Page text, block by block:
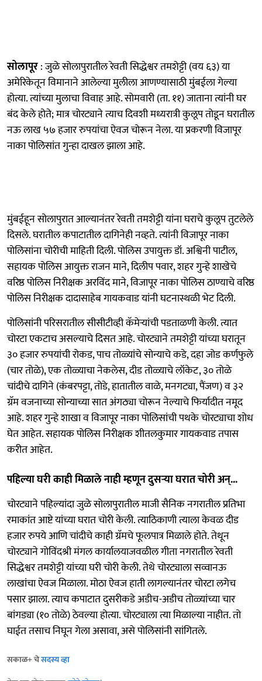
सोलापूर: जुळे सोलापुरातील रेवती सिद्धेश्वर तमशेट्टी (वय ६३) या
अमेरिकेतून विमानाने आलेल्या मुलीला आणण्यासाठी मुंबईला गेल्या
होत्या. त्यांच्या मुलाचा विवाह आहे. सोमवारी (ता. ११) जाताना त्यांनी घर
बंद केले होते; मात्र चोरट्याने त्याच दिवशी मध्यरात्री कुलूप तोडून घरातील
नऊ लाख ५७ हजार रुपयांचा ऐवज चोरून नेला. या प्रकरणी विजापूर
नाका पोलिसांत गुन्हा दाखल झाला आहे.
मुंबईहून सोलापुरात आल्यानंतर रेवती तमशेट्टी यांना घराचे कुलूप तुटलेले
दिसले. घरातील कपाटातील दागिनेही नव्हते. त्यांनी विजापूर नाका
पोलिसांना चोरीची माहिती दिली. पोलिस उपायुक्त डॉ. अश्विनी पाटील,
सहायक पोलिस आयुक्त राजन माने, दिलीप पवार, शहर गुन्हे शाखेचे
वरिष्ठ पोलिस निरीक्षक अरविंद माने, विजापूर नाका पोलिस ठाण्याचे वरिष्ठ
पोलिस निरीक्षक दादासाहेब गायकवाड यांनी घटनास्थळी भेट दिली.
पोलिसांनी परिसरातील सीसीटीव्ही कॅमेऱ्यांची पडताळणी केली. त्यात
चोरटा एकटाच असल्याचे दिसत आहे. चोरट्याने तमशेट्टी यांच्या घरातून
३० हजार रुपयांची रोकड, पाच तोळ्यांचे सोन्याचे कडे, दहा जोड कर्णफुले
(चार तोळे), एक तोळ्याचा नेकलेस, दीड तोळ्याचे लॉकेट, ३० तोळे
चांदीचे दागिने (कंबरपट्टा, तोडे, हातातील वाळे, मनगट्या, पैंजण) व ३२
ग्रॅम वजनाच्या सोन्याच्या सात अंगठ्या चोरून नेल्याचे फिर्यादीत नमूद
आहे. शहर गुन्हे शाखा व विजापूर नाका पोलिसांची पथके चोरट्याचा शोध
घेत आहेत. सहायक पोलिस निरीक्षक शीतलकुमार गायकवाड तपास
करीत आहेत.
पहिल्या घरी काही मिळाले नाही म्हणून दुसऱ्या घरात चोरी अन्‌...
चोरट्याने पहिल्यांदा जुळे सोलापुरातील माजी सैनिक नगरातील प्रतिभा
रमाकांत आष्टे यांच्या घरात चोरी केली. त्याठिकाणी त्याला केवळ दीड
हजार रुपये आणि चांदीचे काही ग्रॅमचे फूलपात्र मिळाले होते. तेथून
चोरट्याने गोविंदश्री मंगल कार्यालयाजवळील गीता नगरातील रेवती
सिद्धेश्वर तमशेट्टी यांच्या घरी चोरी केली. तेथे चोरट्याला सव्वानऊ
लाखांचा ऐवज मिळाला. मोठा ऐवज हाती लागल्यानंतर चोरटा लगेच
पसार झाला. त्याच कपाटात दुसरीकडे अडीच-अडीच तोळ्यांच्या चार
बांगड्या (१० तोळे) ठेवल्या होत्या. चोरट्याला त्या मिळाल्या नाहीत. तो
घाईत तसाच निघून गेला असावा, असे पोलिसांनी सांगितले.
सकाळ+ चेसदस्य व्हा